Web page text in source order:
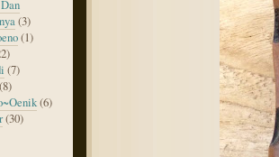
(3)
(1)
(7)
(8)
(6)
(30)